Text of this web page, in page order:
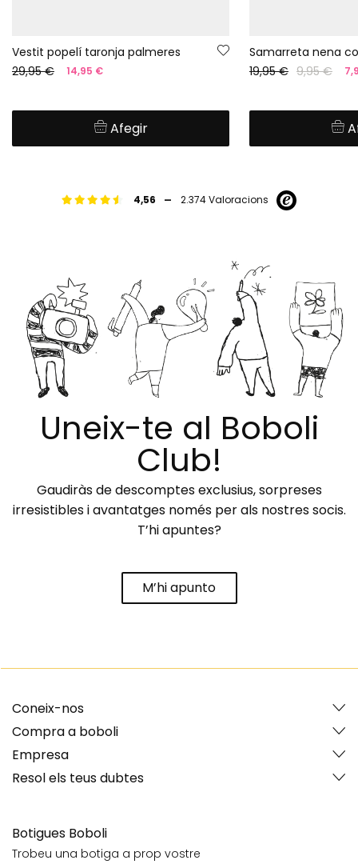
Vestit popelí taronja palmeres
29,95 €
14,95 €
Afegir
Samarreta nena
19,95 € 9,95 €
4,56 - 2.374 Valoracions
Uneix-te al Boboli
Club!
Gaudiràs de descomptes exclusius, sorpreses
irresistibles i avantatges només per als nostres socis.
T’hi apuntes?
M’hi apunto
Coneix-nos
Compra a boboli
Empresa
Resol els teus dubtes
Botigues Boboli
Trobeu una botiga a prop vostre